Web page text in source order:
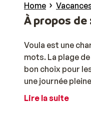
Home
À propos de
Voula est une
mots. La plage
bon choix pour
une journée
Lire la suite